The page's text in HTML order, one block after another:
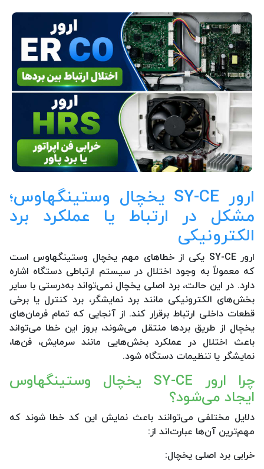
ارور SY-CE یخچال وستینگهاوس؛
مشکل در ارتباط یا عملکرد برد
الکترونیکی
ارور SY-CE یکی از خطاهای مهم یخچال وستینگهاوس است
که معمولاً به وجود اختلال در سیستم ارتباطی دستگاه اشاره
دارد. در این حالت، برد اصلی یخچال نمی‌تواند به‌درستی با سایر
بخش‌های الکترونیکی مانند برد نمایشگر، برد کنترل یا برخی
قطعات داخلی ارتباط برقرار کند. از آنجایی که تمام فرمان‌های
یخچال از طریق بردها منتقل می‌شوند، بروز این خطا می‌تواند
باعث اختلال در عملکرد بخش‌هایی مانند سرمایش، فن‌ها،
نمایشگر یا تنظیمات دستگاه شود.
چرا ارور SY-CE یخچال وستینگهاوس
ایجاد می‌شود؟
دلایل مختلفی می‌توانند باعث نمایش این کد خطا شوند که
مهم‌ترین آن‌ها عبارت‌اند از:
خرابی برد اصلی یخچال: